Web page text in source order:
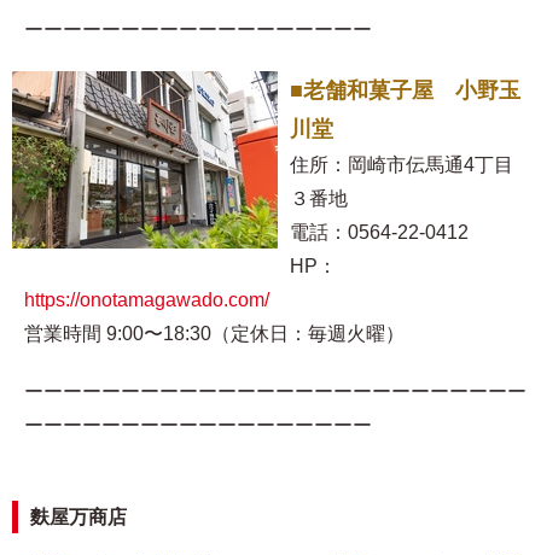
ーーーーーーーーーーーーーーーーーー
■老舗和菓子屋 小野玉
川堂
住所：岡崎市伝馬通4丁目
３番地
電話：0564-22-0412
HP：
https://onotamagawado.com/
営業時間 9:00〜18:30（定休日：毎週火曜）
ーーーーーーーーーーーーーーーーーーーーーーーーーー
ーーーーーーーーーーーーーーーーーー
麩屋万商店